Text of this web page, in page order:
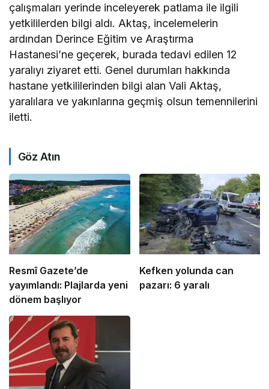
çalışmaları yerinde inceleyerek patlama ile ilgili
yetkililerden bilgi aldı. Aktaş, incelemelerin
ardından Derince Eğitim ve Araştırma
Hastanesi’ne geçerek, burada tedavi edilen 12
yaralıyı ziyaret etti. Genel durumları hakkında
hastane yetkililerinden bilgi alan Vali Aktaş,
yaralılara ve yakınlarına geçmiş olsun temennilerini
iletti.
Göz Atın
Resmî Gazete’de
yayımlandı: Plajlarda yeni
dönem başlıyor
Kefken yolunda can
pazarı: 6 yaralı